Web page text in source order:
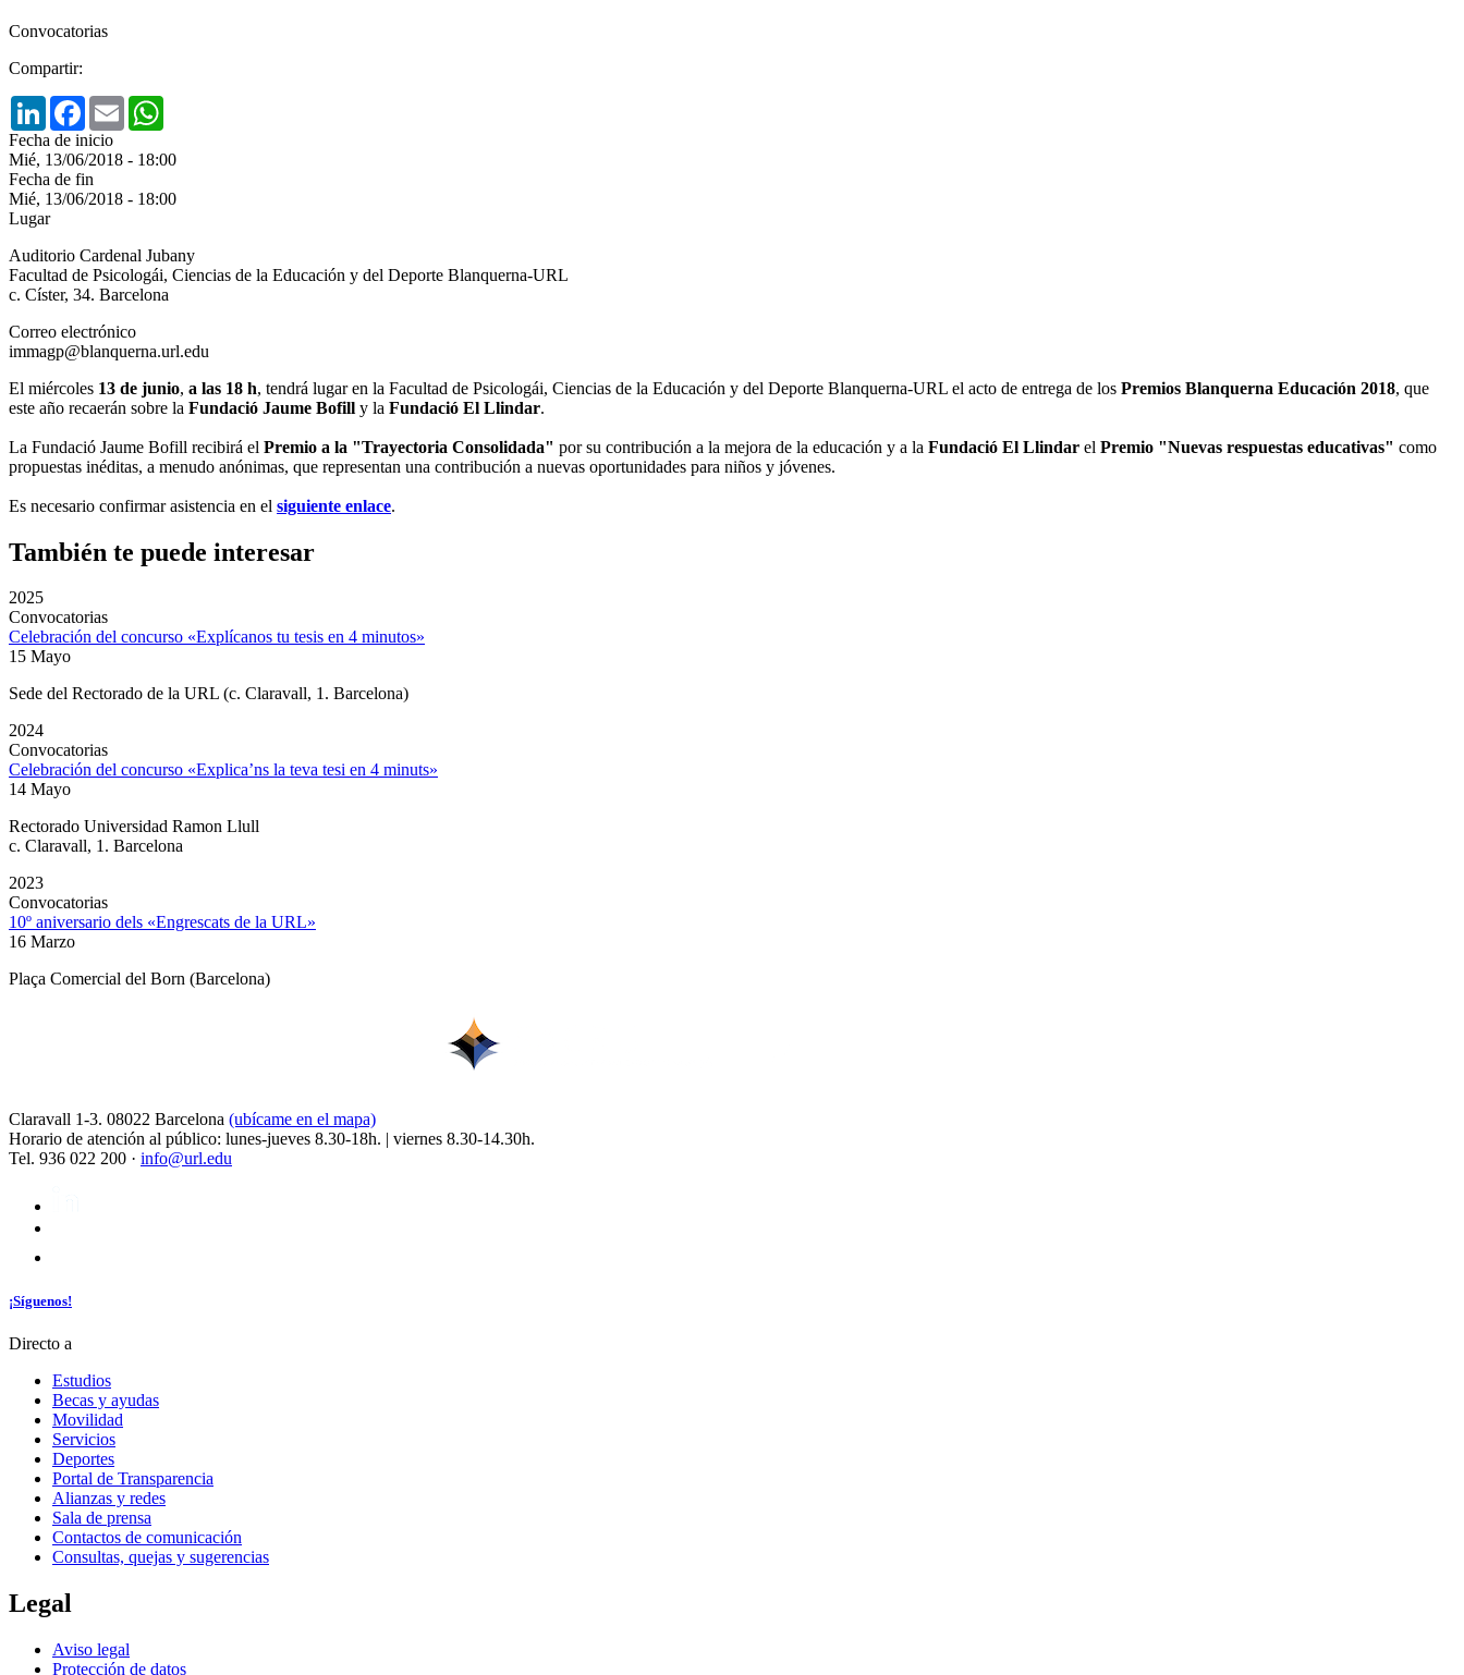
Convocatorias
Compartir:
LinkedInFacebook
Email
Fecha de inicio
Mié, 13/06/2018 - 18:00
Fecha de fin
Mié, 13/06/2018 - 18:00
Lugar
Auditorio Cardenal Jubany
Facultad de Psicologái, Ciencias de la Educación y del Deporte Blanquerna-URL
c. Císter, 34. Barcelona
Correo electrónico
immagp@blanquerna.url.edu
El miércoles 13 de junio, a las 18 h, tendrá lugar en la Facultad de Psicologái, Ciencias de la Educación y del Deporte Blanquerna-URL el acto de entrega de los Premios Blanquerna Educación 2018, que
este año recaerán sobre la Fundació Jaume Bofill y la Fundació El Llindar.
La Fundació Jaume Bofill recibirá el Premio a la "Trayectoria Consolidada" por su contribución a la mejora de la educación y a la Fundació El Llindar el Premio "Nuevas respuestas educativas" como
propuestas inéditas, a menudo anónimas, que representan una contribución a nuevas oportunidades para niños y jóvenes.
Es necesario confirmar asistencia en el siguiente enlace.
También te puede interesar
2025
Convocatorias
Celebración del concurso «Explícanos tu tesis en 4 minutos»
15 Mayo
Sede del Rectorado de la URL (c. Claravall, 1. Barcelona)
2024
Convocatorias
Celebración del concurso «Explica’ns la teva tesi en 4 minuts»
14 Mayo
Rectorado Universidad Ramon Llull
c. Claravall, 1. Barcelona
2023
Convocatorias
10º aniversario dels «Engrescats de la URL»
16 Marzo
Plaça Comercial del Born (Barcelona)
Claravall 1-3. 08022 Barcelona (ubícame en el mapa)
Horario de atención al público: lunes-jueves 8.30-18h. | viernes 8.30-14.30h.
Tel. 936 022 200 · info@url.edu
¡Síguenos!
Directo a
Estudios
Becas y ayudas
Movilidad
Servicios
Deportes
Portal de Transparencia
Alianzas y redes
Sala de prensa
Contactos de comunicación
Consultas, quejas y sugerencias
Legal
Aviso legal
Protección de datos